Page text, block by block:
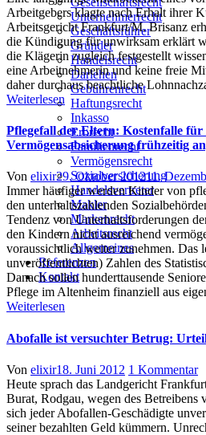
Unternehmerrecht
Geschäftsführer
Gründer
Handelsrecht
Darlehen
Gebührenrecht
Haftungsrecht
Inkasso
Erbrecht
Familienrecht
Vermögensrecht
Sozialversicherung
Handelsvertreter
Makler
Markenrecht
Arbeitsrecht
Allgemeines
Referenzen
Kontakt
Arbeitgebers klagte nach Erhalt ihrer
Arbeitsgericht Frankfurt/M. Brisanz
die Kündigung für unwirksam erklärt
die Klägerin zugleich festgestellt
eine Arbeitnehmerin und keine freie
daher durchaus beachtliche
Weiterlesen
Pflegefall der Eltern: Kostenfalle
Vermögensabsicherung frühzeitig
Author
Von elixirPosted
on
29. Oktober 201211.
Immer häufiger werden Kinder von
den unterhaltszahlenden
Tendenz von Unterhaltsforderungen
den Kindern nicht ausreichend
voraussichtlich weiter zunehmen. Das
unveröffentlichten) Zahlen des
Danach sollen hunderttausende
Pflege im Altenheim finanziell aus
Weiterlesen
Abofalle ist versuchter Betrug:
Author
Von elixirPosted
on
18. Juni 2012 1 Kommentarzu
Heute sprach das Landgericht
Burat, Rodgau, wegen des Betreibens
sich jeder Abofallen-Geschädigte
seiner bezahlten Geld kümmern.